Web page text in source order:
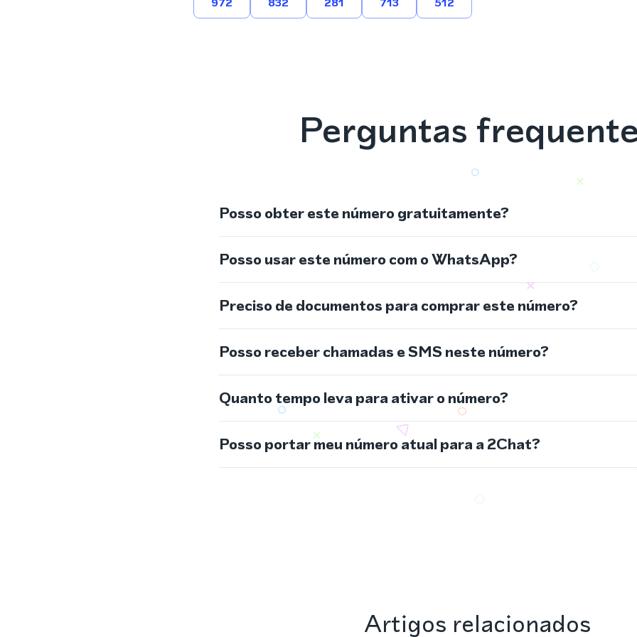
Perguntas
Posso obter este número gratuitamente?
Posso usar este número com o WhatsApp?
Preciso de documentos para comprar este número?
Posso receber chamadas e SMS neste número?
Quanto tempo leva para ativar o número?
Posso portar meu número atual para a 2Chat?
Artigos relacionados